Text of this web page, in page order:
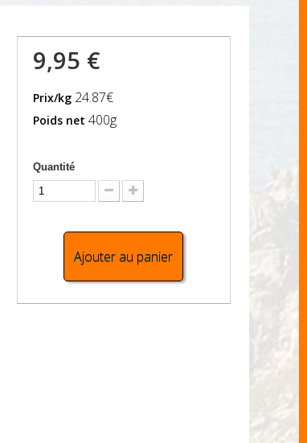
9,95 €
Prix/kg 24.87€
Poids net 400g
Quantité
Ajouter au panier